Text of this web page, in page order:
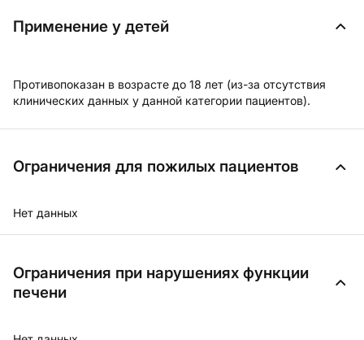
Применение у детей
Противопоказан в возрасте до 18 лет (из-за отсутствия
клинических данных у данной категории пациентов).
Ограничения для пожилых пациентов
Нет данных
Ограничения при нарушениях функции
печени